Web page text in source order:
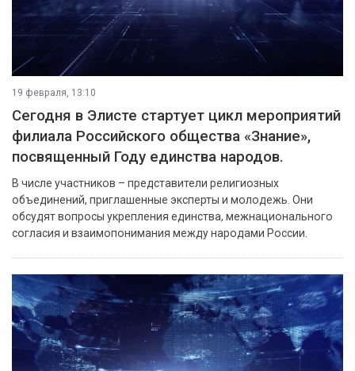
19 февраля, 13:10
Сегодня в Элисте стартует цикл мероприятий
филиала Российского общества «Знание»,
посвященный Году единства народов.
В числе участников – представители религиозных
объединений, приглашенные эксперты и молодежь. Они
обсудят вопросы укрепления единства, межнационального
согласия и взаимопонимания между народами России.